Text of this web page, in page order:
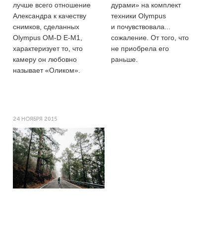
лучше всего отношение
Александра к качеству
снимков, сделанных
Olympus OM-D Е-M1,
характеризует то, что
камеру он любовно
называет «Оликом».
дурами» на комплект
техники Olympus
и почувствовала...
сожаление. От того, что
не приобрела его
раньше.
24 НОЯБРЯ 2015